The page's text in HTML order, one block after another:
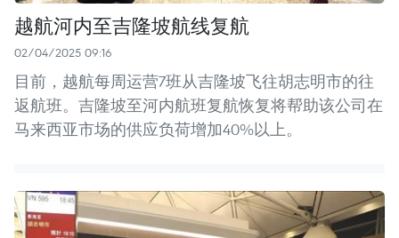
越航河内至吉隆坡航线复航
02/04/2025 09:16
目前，越航每周运营7班从吉隆坡飞往胡志明市的往
返航班。吉隆坡至河内航班复航恢复将帮助该公司在
马来西亚市场的供应负荷增加40%以上。